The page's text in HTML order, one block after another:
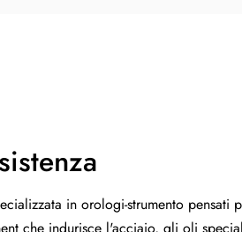
in orologi-strumento pensati
che indurisce l'acciaio, gli oli